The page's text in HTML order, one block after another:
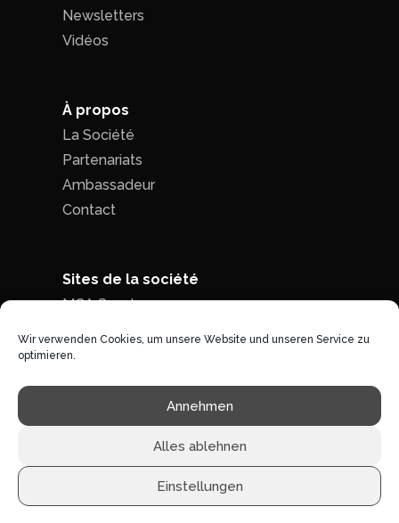
Wir verwenden Cookies, um unsere Website und unseren Service zu
optimieren.
Annehmen
Alles ablehnen
Einstellungen
Newsletters
Vidéos
À propos
La Société
Partenariats
Ambassadeur
Contact
Sites de la société
MCA Seed
Politique de confidentialité|Conditions
générales de ventes
©1996 - 2026 MCA-concept -